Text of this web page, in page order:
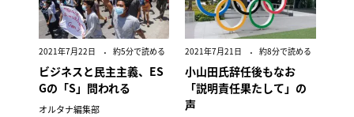
2021年7月22日 約5分で読める
ビジネスと民主主義、ES
Gの「S」問われる
オルタナ編集部
2021年7月21日 約8分で読める
小山田氏辞任後もなお
「説明責任果たして」の
声